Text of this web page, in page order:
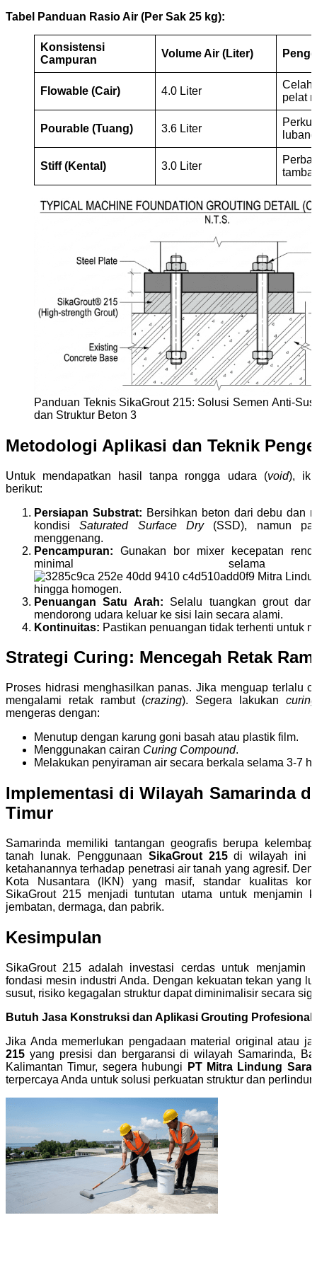
Tabel Panduan Rasio Air (Per Sak 25 kg):
Konsistensi
Campuran
Volume Air (Liter)
Flowable (Cair) 4.0 Liter
Celah
pelat
Pourable (Tuang) 3.6 Liter
Stiff (Kental) 3.0 Liter
Panduan Teknis SikaGrout 215: Solusi Semen Anti-
dan Struktur Beton 3
Metodologi Aplikasi dan Teknik
Untuk mendapatkan hasil tanpa rongga udara (void),
berikut:
Persiapan Substrat: Bersihkan beton dari debu dan
kondisiSaturated Surface Dry(SSD), namun
menggenang.
Pencampuran: Gunakan bor mixer kecepatan
minimal
hingga homogen.
Penuangan Satu Arah: Selalu tuangkan grout
mendorong udara keluar ke sisi lain secara alami.
Kontinuitas: Pastikan penuangan tidak terhenti untuk
Strategi Curing: Mencegah Retak
Proses hidrasi menghasilkan panas. Jika menguap terlalu
mengalami retak rambut (crazing). Segera lakukan curing
mengeras dengan:
Menutup dengan karung goni basah atau plastik film.
Menggunakan cairan Curing Compound.
Melakukan penyiraman air secara berkala selama 3-7
Implementasi di Wilayah Samarinda
Timur
Samarinda memiliki tantangan geografis berupa
tanah lunak. Penggunaan SikaGrout 215di wilayah ini
ketahanannya terhadap penetrasi air tanah yang agresif.
Kota Nusantara (IKN) yang masif, standar kualitas
SikaGrout 215 menjadi tuntutan utama untuk menjamin
jembatan, dermaga, dan pabrik.
Kesimpulan
SikaGrout 215 adalah investasi cerdas untuk menjamin
fondasi mesin industri Anda. Dengan kekuatan tekan yang
susut, risiko kegagalan struktur dapat diminimalisir secara
Butuh Jasa Konstruksi dan Aplikasi Grouting
Jika Anda memerlukan pengadaan material original atau
215 yang presisi dan bergaransi di wilayah Samarinda,
Kalimantan Timur, segera hubungi
PT Mitra Lindung
terpercaya Anda untuk solusi perkuatan struktur dan